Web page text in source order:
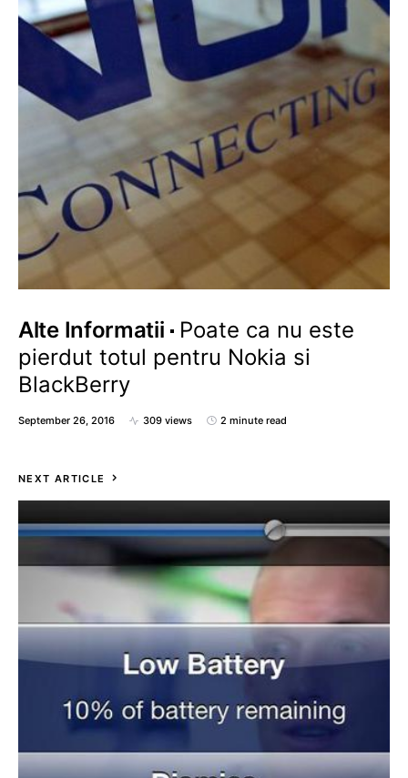
Alte Informatii
Poate ca nu este
pierdut totul pentru Nokia si
BlackBerry
September 26, 2016 309 views 2 minute read
NEXT ARTICLE